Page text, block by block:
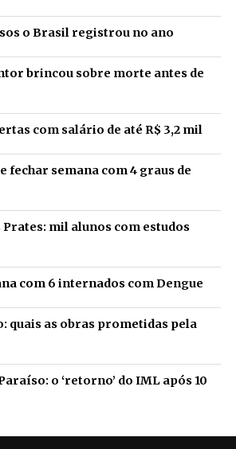
o Brasil registrou no ano
brincou sobre morte antes de
com salário de até R$ 3,2 mil
fechar semana com 4 graus de
mil alunos com estudos
com 6 internados com Dengue
quais as obras prometidas pela
o ‘retorno’ do IML após 10